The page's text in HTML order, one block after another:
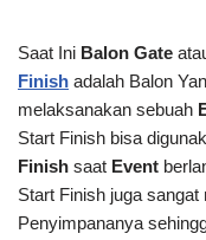
Saat Ini Balon Gate
Finish adalah Balon
melaksanakan sebuah
Start Finish bisa
Finish saat Event
Start Finish juga
Penyimpananya